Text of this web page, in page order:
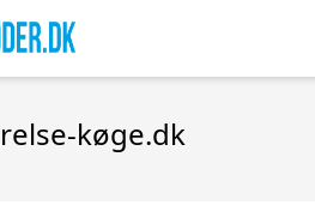
køge.dk